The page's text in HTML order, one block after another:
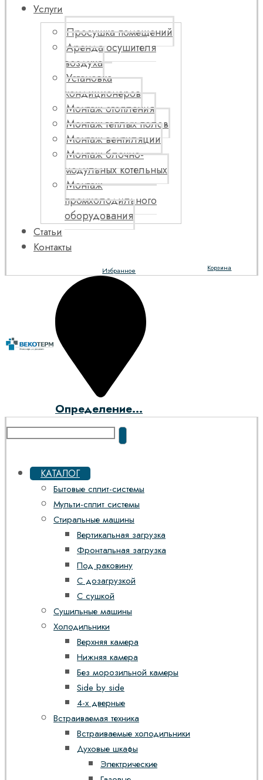
Услуги
Просушка помещений
Аренда осушителя
воздуха
Установка
кондиционеров
Монтаж отопления
Монтаж теплых полов
Монтаж вентиляции
Монтаж блочно-
модульных котельных
Монтаж
промхолодильного
оборудования
Статьи
Контакты
Корзина
Избранное
Определение...
КАТАЛОГ
Бытовые сплит-системы
Мульти-сплит системы
Стиральные машины
Вертикальная загрузка
Фронтальная загрузка
Под раковину
С дозагрузкой
С сушкой
Сушильные машины
Холодильники
Верхняя камера
Нижняя камера
Без морозильной камеры
Side by side
4-х дверные
Встраиваемая техника
Встраиваемые холодильники
Духовые шкафы
Электрические